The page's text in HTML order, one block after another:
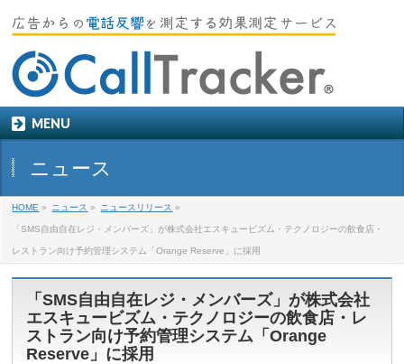
MENU
ニュース
HOME » ニュース » ニュースリリース »
「SMS自由自在レジ・メンバーズ」が株式会社エスキュービズム・テクノロジーの飲食店・
レストラン向け予約管理システム「Orange Reserve」に採用
「SMS自由自在レジ・メンバーズ」が株式会社
エスキュービズム・テクノロジーの飲食店・レ
ストラン向け予約管理システム「Orange
Reserve」に採用